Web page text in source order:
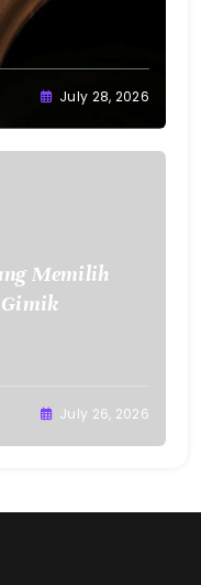
July 28, 2026
Memilih
July 26, 2026